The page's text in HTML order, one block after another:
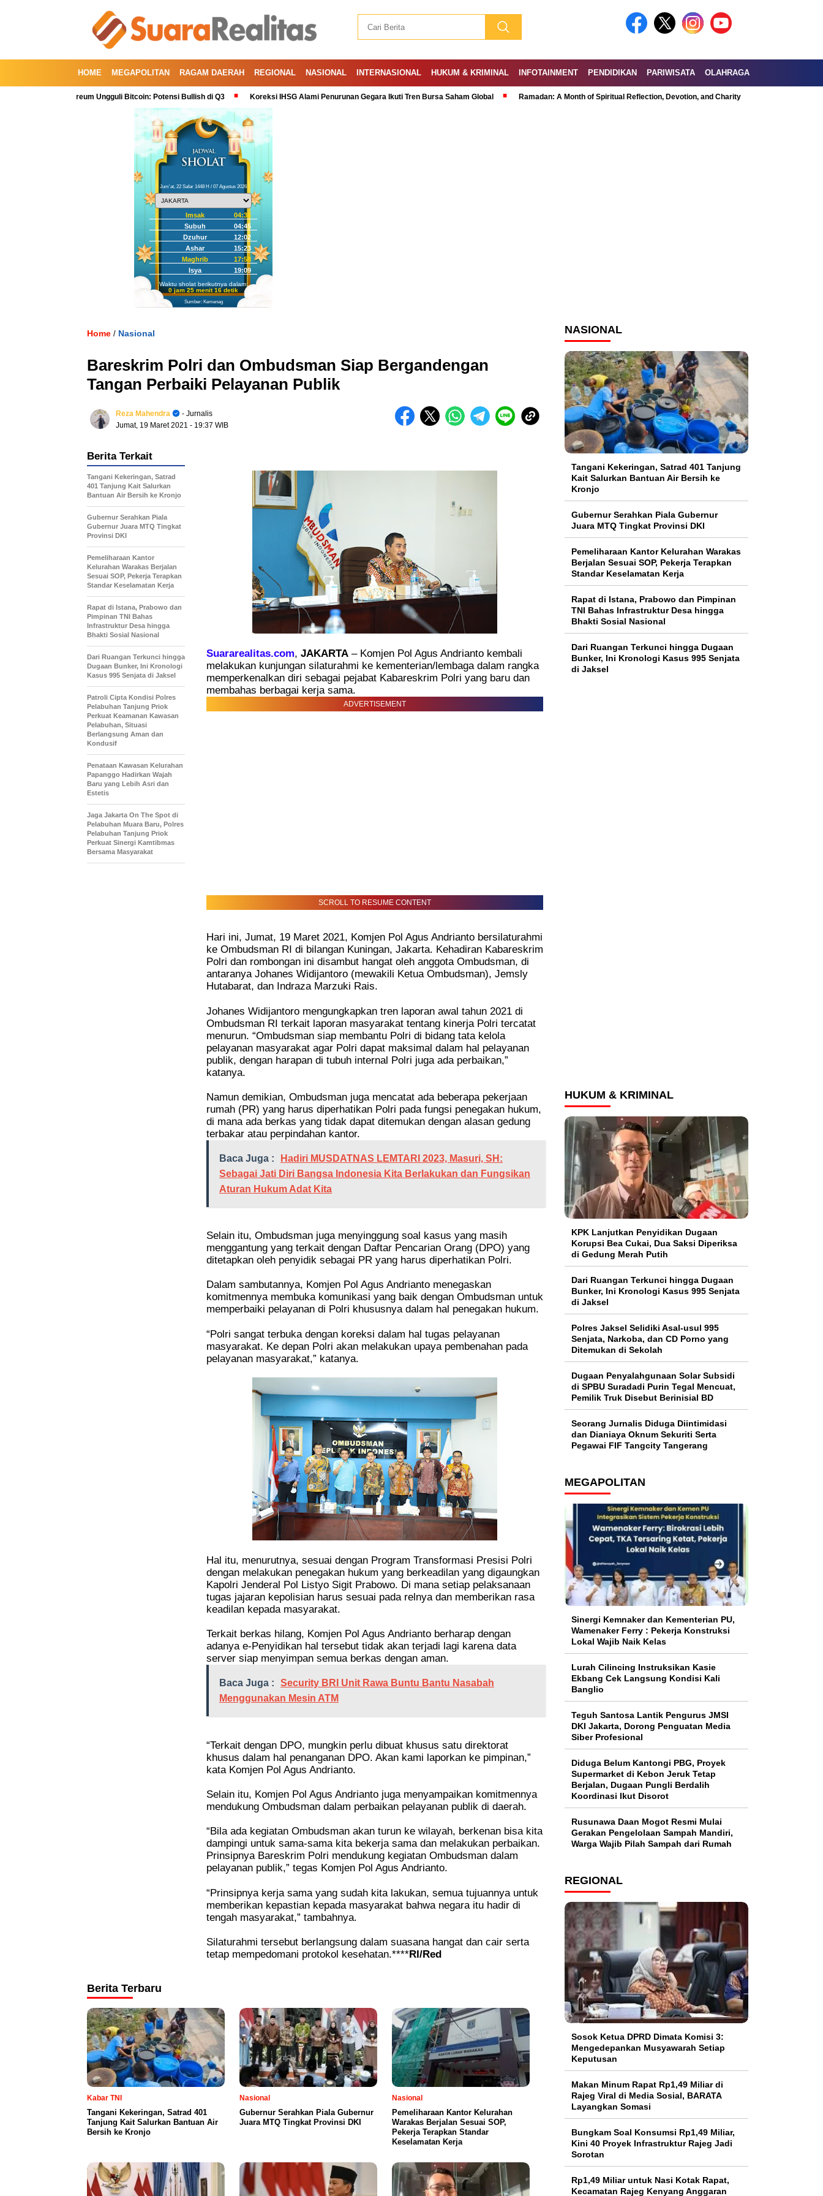
HOME MEGAPOLITAN RAGAM DAERAH REGIONAL NASIONAL INTERNASIONAL HUKUM & KRIMINAL INFOTAINMENT PENDIDIKAN PARIWISATA OLAHRAGA
Kini Ethereum Ungguli Bitcoin: Potensi Bullish di Q3 Koreksi IHSG Alami Penurunan Gegara Ikuti Tren Bursa Saham Global Ramadan: A Month of Spiritual Reflection, Devotion, and Charity Exploring the Nutritional
Jum'at, 22 Safar 1448 H / 07 Agustus 2026
Imsak
04:35
Subuh
04:45
Dzuhur
12:02
Ashar
15:23
Maghrib
17:58
Isya
19:09
Waktu sholat berikutnya dalam:
0 jam 25 menit 15 detik
Sumber: Kemenag
Home / Nasional
Bareskrim Polri dan Ombudsman Siap Bergandengan
Tangan Perbaiki Pelayanan Publik
Reza Mahendra
- Jurnalis
Jumat, 19 Maret 2021 - 19:37 WIB
Suararealitas.com, JAKARTA – Komjen Pol Agus Andrianto kembali
melakukan kunjungan silaturahmi ke kementerian/lembaga dalam rangka
memperkenalkan diri sebagai pejabat Kabareskrim Polri yang baru dan
membahas berbagai kerja sama.
ADVERTISEMENT
SCROLL TO RESUME CONTENT
Hari ini, Jumat, 19 Maret 2021, Komjen Pol Agus Andrianto bersilaturahmi
ke Ombudsman RI di bilangan Kuningan, Jakarta. Kehadiran Kabareskrim
Polri dan rombongan ini disambut hangat oleh anggota Ombudsman, di
antaranya Johanes Widijantoro (mewakili Ketua Ombudsman), Jemsly
Hutabarat, dan Indraza Marzuki Rais.
Johanes Widijantoro mengungkapkan tren laporan awal tahun 2021 di
Ombudsman RI terkait laporan masyarakat tentang kinerja Polri tercatat
menurun. “Ombudsman siap membantu Polri di bidang tata kelola
pelayanan masyarakat agar Polri dapat maksimal dalam hal pelayanan
publik, dengan harapan di tubuh internal Polri juga ada perbaikan,”
katanya.
Namun demikian, Ombudsman juga mencatat ada beberapa pekerjaan
rumah (PR) yang harus diperhatikan Polri pada fungsi penegakan hukum,
di mana ada berkas yang tidak dapat ditemukan dengan alasan gedung
terbakar atau perpindahan kantor.
Baca Juga :
Hadiri MUSDATNAS LEMTARI 2023, Masuri, SH:
Sebagai Jati Diri Bangsa Indonesia Kita Berlakukan dan Fungsikan
Aturan Hukum Adat Kita
Selain itu, Ombudsman juga menyinggung soal kasus yang masih
menggantung yang terkait dengan Daftar Pencarian Orang (DPO) yang
ditetapkan oleh penyidik sebagai PR yang harus diperhatikan Polri.
Dalam sambutannya, Komjen Pol Agus Andrianto menegaskan
komitmennya membuka komunikasi yang baik dengan Ombudsman untuk
memperbaiki pelayanan di Polri khususnya dalam hal penegakan hukum.
“Polri sangat terbuka dengan koreksi dalam hal tugas pelayanan
masyarakat. Ke depan Polri akan melakukan upaya pembenahan pada
pelayanan masyarakat,” katanya.
Hal itu, menurutnya, sesuai dengan Program Transformasi Presisi Polri
dengan melakukan penegakan hukum yang berkeadilan yang digaungkan
Kapolri Jenderal Pol Listyo Sigit Prabowo. Di mana setiap pelaksanaan
tugas jajaran kepolisian harus sesuai pada relnya dan memberikan rasa
keadilan kepada masyarakat.
Terkait berkas hilang, Komjen Pol Agus Andrianto berharap dengan
adanya e-Penyidikan hal tersebut tidak akan terjadi lagi karena data
server siap menyimpan semua berkas dengan aman.
Baca Juga :
Security BRI Unit Rawa Buntu Bantu Nasabah
Menggunakan Mesin ATM
“Terkait dengan DPO, mungkin perlu dibuat khusus satu direktorat
khusus dalam hal penanganan DPO. Akan kami laporkan ke pimpinan,”
kata Komjen Pol Agus Andrianto.
Selain itu, Komjen Pol Agus Andrianto juga menyampaikan komitmennya
mendukung Ombudsman dalam perbaikan pelayanan publik di daerah.
“Bila ada kegiatan Ombudsman akan turun ke wilayah, berkenan bisa kita
dampingi untuk sama-sama kita bekerja sama dan melakukan perbaikan.
Prinsipnya Bareskrim Polri mendukung kegiatan Ombudsman dalam
pelayanan publik,” tegas Komjen Pol Agus Andrianto.
“Prinsipnya kerja sama yang sudah kita lakukan, semua tujuannya untuk
memberikan kepastian kepada masyarakat bahwa negara itu hadir di
tengah masyarakat,” tambahnya.
Silaturahmi tersebut berlangsung dalam suasana hangat dan cair serta
tetap mempedomani protokol kesehatan.****RI/Red
Berita Terkait
Tangani Kekeringan, Satrad
401 Tanjung Kait Salurkan
Bantuan Air Bersih ke Kronjo
Gubernur Serahkan Piala
Gubernur Juara MTQ Tingkat
Provinsi DKI
Pemeliharaan Kantor
Kelurahan Warakas Berjalan
Sesuai SOP, Pekerja Terapkan
Standar Keselamatan Kerja
Rapat di Istana, Prabowo dan
Pimpinan TNI Bahas
Infrastruktur Desa hingga
Bhakti Sosial Nasional
Dari Ruangan Terkunci hingga
Dugaan Bunker, Ini Kronologi
Kasus 995 Senjata di Jaksel
Patroli Cipta Kondisi Polres
Pelabuhan Tanjung Priok
Perkuat Keamanan Kawasan
Pelabuhan, Situasi
Berlangsung Aman dan
Kondusif
Penataan Kawasan Kelurahan
Papanggo Hadirkan Wajah
Baru yang Lebih Asri dan
Estetis
Jaga Jakarta On The Spot di
Pelabuhan Muara Baru, Polres
Pelabuhan Tanjung Priok
Perkuat Sinergi Kamtibmas
Bersama Masyarakat
Berita Terbaru
Kabar TNI
Tangani Kekeringan, Satrad 401
Tanjung Kait Salurkan Bantuan Air
Bersih ke Kronjo
Nasional
Gubernur Serahkan Piala Gubernur
Juara MTQ Tingkat Provinsi DKI
Nasional
Pemeliharaan Kantor Kelurahan
Warakas Berjalan Sesuai SOP,
Pekerja Terapkan Standar
Keselamatan Kerja
NASIONAL
Tangani Kekeringan, Satrad 401 Tanjung
Kait Salurkan Bantuan Air Bersih ke
Kronjo
Gubernur Serahkan Piala Gubernur
Juara MTQ Tingkat Provinsi DKI
Pemeliharaan Kantor Kelurahan Warakas
Berjalan Sesuai SOP, Pekerja Terapkan
Standar Keselamatan Kerja
Rapat di Istana, Prabowo dan Pimpinan
TNI Bahas Infrastruktur Desa hingga
Bhakti Sosial Nasional
Dari Ruangan Terkunci hingga Dugaan
Bunker, Ini Kronologi Kasus 995 Senjata
di Jaksel
HUKUM & KRIMINAL
KPK Lanjutkan Penyidikan Dugaan
Korupsi Bea Cukai, Dua Saksi Diperiksa
di Gedung Merah Putih
Dari Ruangan Terkunci hingga Dugaan
Bunker, Ini Kronologi Kasus 995 Senjata
di Jaksel
Polres Jaksel Selidiki Asal-usul 995
Senjata, Narkoba, dan CD Porno yang
Ditemukan di Sekolah
‎Dugaan Penyalahgunaan Solar Subsidi
di SPBU Suradadi Purin Tegal Mencuat,
Pemilik Truk Disebut Berinisial BD
Seorang Jurnalis Diduga Diintimidasi
dan Dianiaya Oknum Sekuriti Serta
Pegawai FIF Tangcity Tangerang
MEGAPOLITAN
Sinergi Kemnaker dan Kementerian PU,
Wamenaker Ferry : Pekerja Konstruksi
Lokal Wajib Naik Kelas
Lurah Cilincing Instruksikan Kasie
Ekbang Cek Langsung Kondisi Kali
Banglio
Teguh Santosa Lantik Pengurus JMSI
DKI Jakarta, Dorong Penguatan Media
Siber Profesional
Diduga Belum Kantongi PBG, Proyek
Supermarket di Kebon Jeruk Tetap
Berjalan, Dugaan Pungli Berdalih
Koordinasi Ikut Disorot
Rusunawa Daan Mogot Resmi Mulai
Gerakan Pengelolaan Sampah Mandiri,
Warga Wajib Pilah Sampah dari Rumah
REGIONAL
Sosok Ketua DPRD Dimata Komisi 3:
Mengedepankan Musyawarah Setiap
Keputusan
Makan Minum Rapat Rp1,49 Miliar di
Rajeg Viral di Media Sosial, BARATA
Layangkan Somasi
Bungkam Soal Konsumsi Rp1,49 Miliar,
Kini 40 Proyek Infrastruktur Rajeg Jadi
Sorotan
Rp1,49 Miliar untuk Nasi Kotak Rapat,
Kecamatan Rajeg Kenyang Anggaran